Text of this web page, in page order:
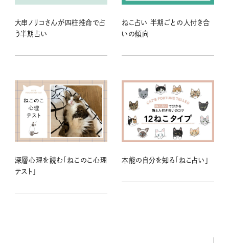
大串ノリコさんが四柱推命で占
う半期占い
ねこ占い 半期ごとの人付き合
いの傾向
深層心理を読む「ねこのこ心理
テスト」
本能の自分を知る「ねこ占い」